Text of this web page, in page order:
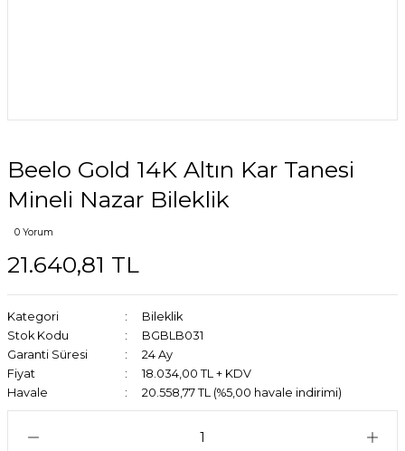
Beelo Gold 14K Altın Kar Tanesi
Mineli Nazar Bileklik
0 Yorum
21.640,81 TL
Kategori
Bileklik
Stok Kodu
BGBLB031
Garanti Süresi
24 Ay
Fiyat
18.034,00 TL + KDV
Havale
20.558,77 TL (%5,00 havale indirimi)